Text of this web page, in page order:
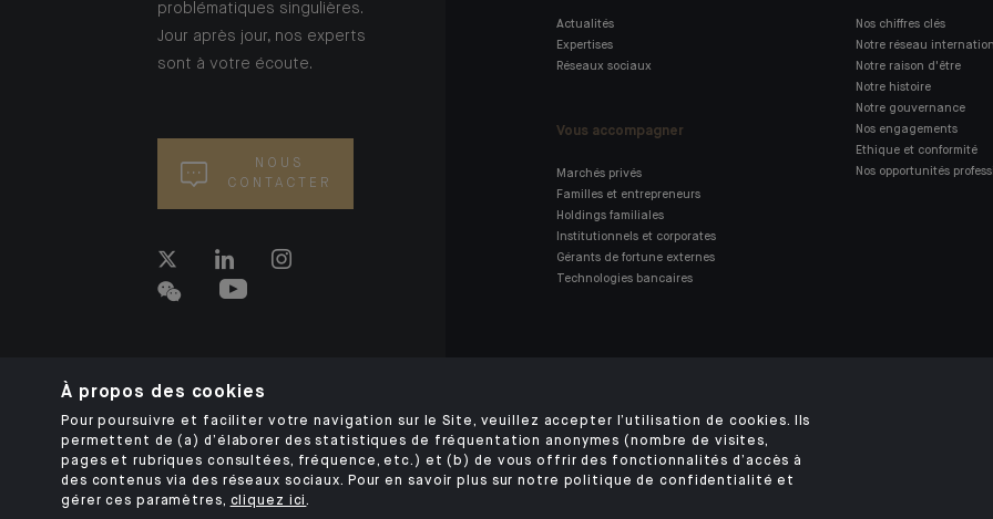
problématiques singulières.
Jour après jour, nos experts
sont à votre écoute.
NOUS
CONTACTER
Actualités
Expertises
Réseaux sociaux
Vous accompagner
Marchés privés
Familles et entrepreneurs
Holdings familiales
Institutionnels et corporates
Gérants de fortune externes
Technologies bancaires
Nos chiffres clés
Notre réseau
Notre raison d'être
Notre histoire
Notre gouvernance
Nos engagements
Ethique et conformité
Nos opportunités
MENTIONS LÉGALES SÉCURITÉ DONNÉES PERSONNELLES
À propos des cookies
Pour poursuivre et faciliter votre navigation sur le Site, veuillez accepter l’utilisation de cookies. Ils
permettent de (a) d’élaborer des statistiques de fréquentation anonymes (nombre de visites,
pages et rubriques consultées, fréquence, etc.) et (b) de vous offrir des fonctionnalités d’accès à
des contenus via des réseaux sociaux. Pour en savoir plus sur notre politique de confidentialité et
gérer ces paramètres, cliquez ici.